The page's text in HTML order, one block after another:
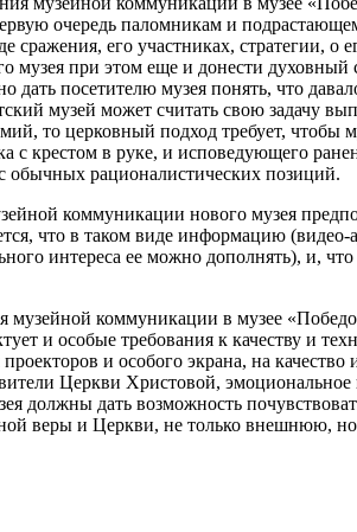
очередь паломникам и
сражения, его участниках, стратегии,
музея при этом еще и донести
дать посетителю музея понять, что
музей может считать свою задачу
то церковный подход требует, чтобы
с крестом в руке, и исповедующего
обычных рационалистических позиций.
коммуникации нового музея
что в таком виде информацию
интереса ее можно дополнять), и,
музейной коммуникации в музее
и особые требования к качеству и
и особого экрана, на
Церкви Христовой, эмоциональное
должны дать возможность
веры и Церкви, не только внешнюю,